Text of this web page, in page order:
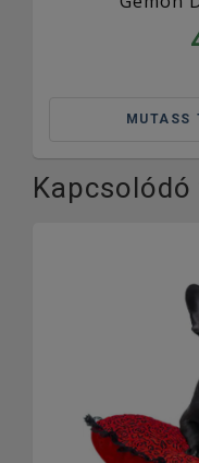
MUTASS